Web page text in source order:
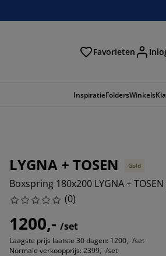
Favorieten
InspiratieFoldersWinkels
LYGNA + TOSEN Gold
Boxspring 180x200 LYGNA +
(0)
1200,- /set
Laagste prijs laatste 30 dagen: 1200,- /set
Normale verkoopprijs: 2399,- /set